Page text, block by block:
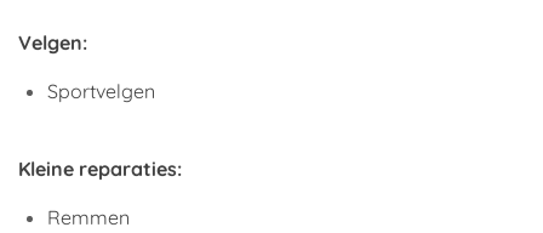
Velgen:
Sportvelgen
Kleine reparaties:
Remmen